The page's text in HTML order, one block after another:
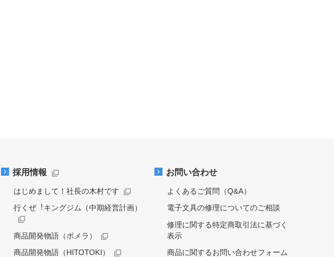
採用情報
はじめまして！社長の木村です
行くぜ︕キングジム（中期経営計画）
商品開発物語（ポメラ）
商品開発物語（HITOTOKI）
お問い合わせ
よくあるご質問（Q&A）
電子文具の修理についてのご相談
修理に関する特定商取引法に基づく
表示
商品に関するお問い合わせフォーム